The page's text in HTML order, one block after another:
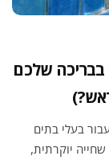
שלכם
בעלי בתים
יוקרתית,